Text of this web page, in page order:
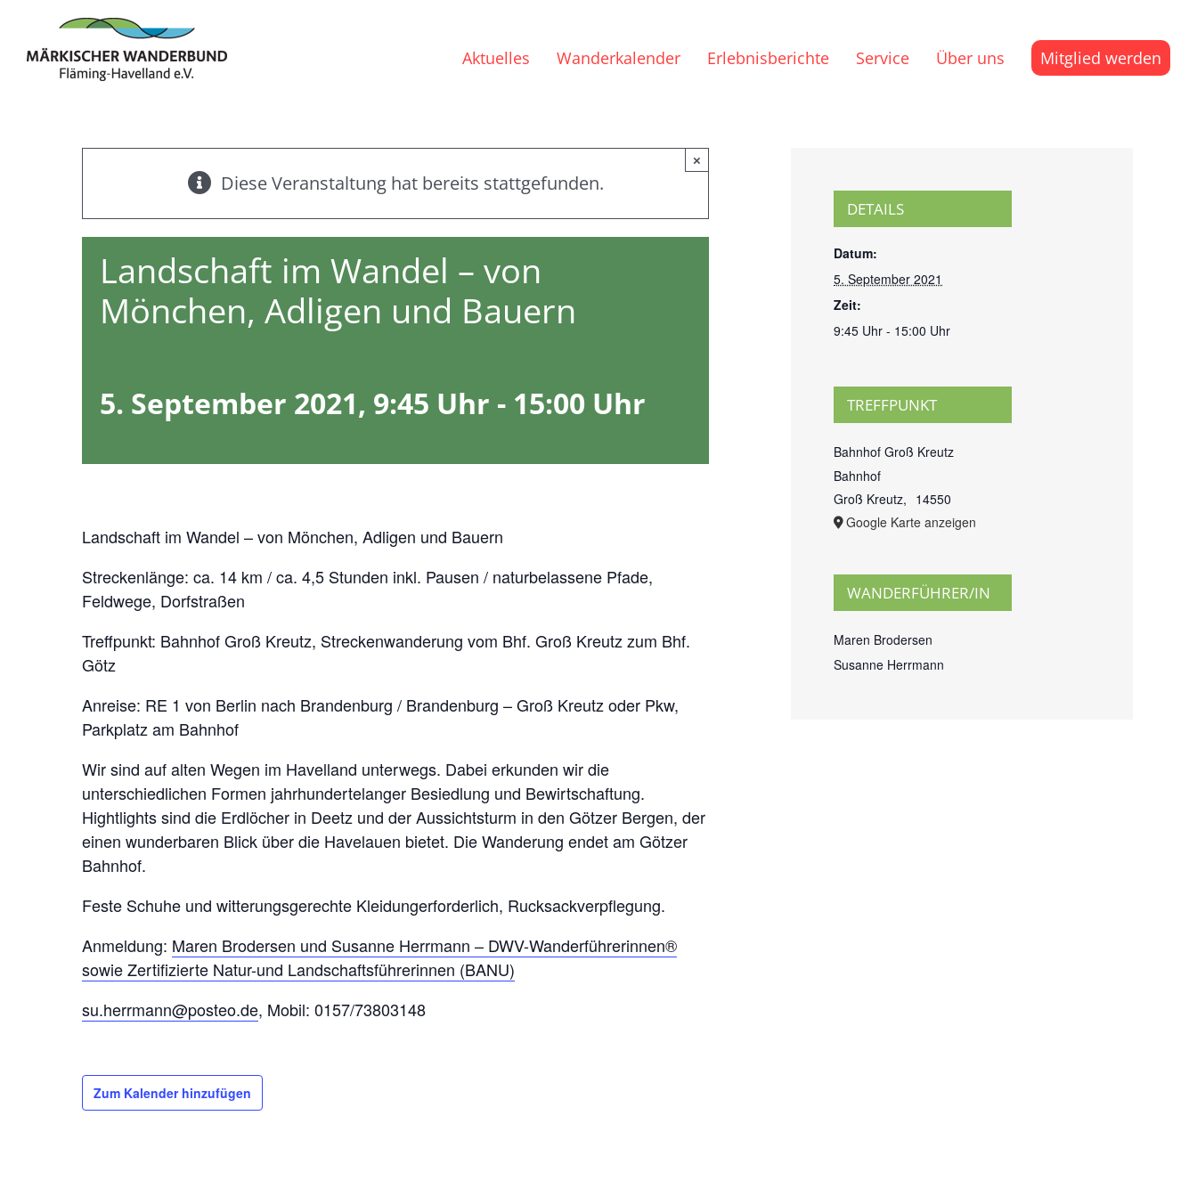
springen
Aktuelles Wanderkalender Erlebnisberichte Service Über uns Mitglied werden
×
Diese Veranstaltung hat bereits stattgefunden.
Landschaft im Wandel – von
Mönchen, Adligen und Bauern
5. September 2021, 9:45 Uhr - 15:00 Uhr
Landschaft im Wandel – von Mönchen, Adligen und Bauern
Streckenlänge: ca. 14 km / ca. 4,5 Stunden inkl. Pausen / naturbelassene Pfade,
Feldwege, Dorfstraßen
Treffpunkt: Bahnhof Groß Kreutz, Streckenwanderung vom Bhf. Groß Kreutz zum Bhf.
Götz
Anreise: RE 1 von Berlin nach Brandenburg / Brandenburg – Groß Kreutz oder Pkw,
Parkplatz am Bahnhof
Wir sind auf alten Wegen im Havelland unterwegs. Dabei erkunden wir die
unterschiedlichen Formen jahrhundertelanger Besiedlung und Bewirtschaftung.
Hightlights sind die Erdlöcher in Deetz und der Aussichtsturm in den Götzer Bergen, der
einen wunderbaren Blick über die Havelauen bietet. Die Wanderung endet am Götzer
Bahnhof.
Feste Schuhe und witterungsgerechte Kleidungerforderlich, Rucksackverpflegung.
Anmeldung: Maren Brodersen und Susanne Herrmann – DWV-Wanderführerinnen®
sowie Zertifizierte Natur-und Landschaftsführerinnen (BANU)
su.herrmann@posteo.de, Mobil: 0157/73803148
Zum Kalender hinzufügen
DETAILS
Datum:
5. September 2021
Zeit:
9:45 Uhr - 15:00 Uhr
TREFFPUNKT
Bahnhof Groß Kreutz
Bahnhof
Groß Kreutz, 14550
Google Karte anzeigen
WANDERFÜHRER/IN
Maren Brodersen
Susanne Herrmann